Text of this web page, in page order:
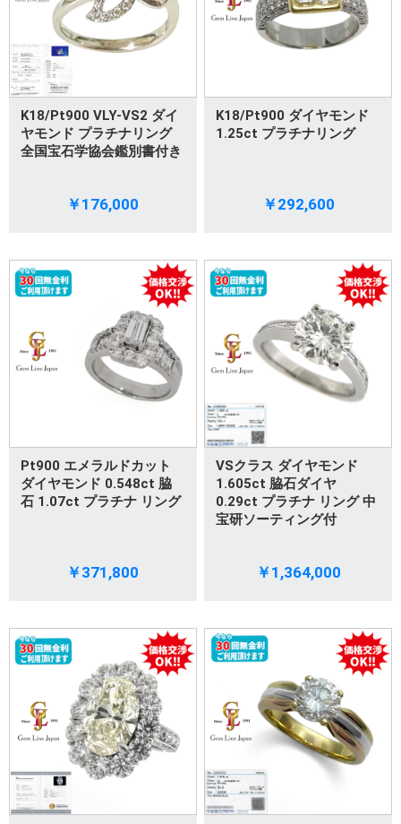
K18/Pt900 VLY-VS2 ダイ
ヤモンド プラチナリング
全国宝石学協会鑑別書付き
￥176,000
K18/Pt900 ダイヤモンド
1.25ct プラチナリング
￥292,600
Pt900 エメラルドカット
ダイヤモンド 0.548ct 脇
石 1.07ct プラチナ リング
￥371,800
VSクラス ダイヤモンド
1.605ct 脇石ダイヤ
0.29ct プラチナ リング 中
宝研ソーティング付
￥1,364,000